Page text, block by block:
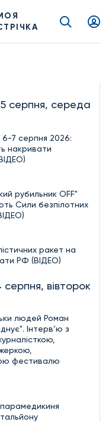
5 серпня, середа
7 серпня 2026:
накривати
рубильник OFF"
Сили безпілотних
ракет на
РФ (ВІДЕО)
серпня, вівторок
людей Роман
Інтерв’ю з
фестивалю